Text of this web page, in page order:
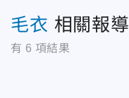
毛衣 相關報導
有 6 項結果